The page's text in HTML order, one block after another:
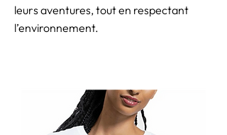
leurs aventures, tout en respectant
l’environnement.